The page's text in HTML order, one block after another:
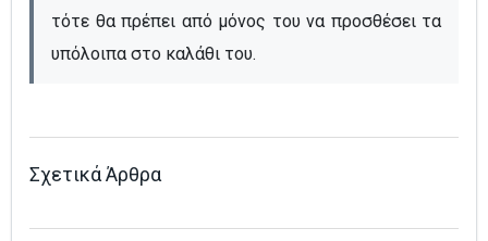
τότε θα πρέπει από μόνος του να προσθέσει τα
υπόλοιπα στο καλάθι του.
Σχετικά Άρθρα